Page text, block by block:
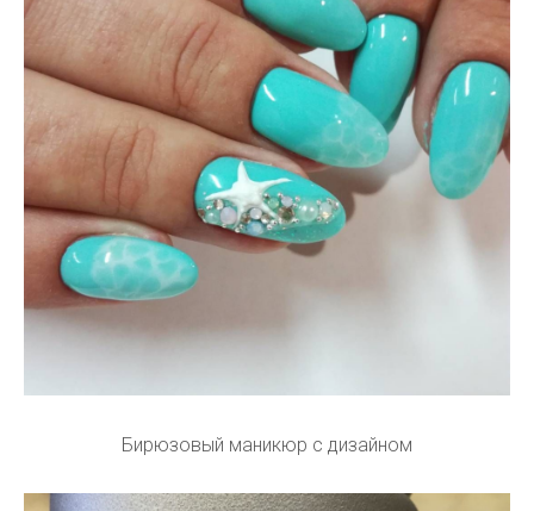
Бирюзовый маникюр с дизайном